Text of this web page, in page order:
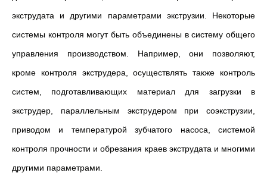
экструдата и другими параметрами экструзии. Некоторые
системы контроля могут быть объединены в систему общего
управления производством. Например, они позволяют,
кроме контроля экструдера, осуществлять также контроль
систем, подготавливающих материал для загрузки в
экструдер, параллельным экструдером при соэкструзии,
приводом и температурой зубчатого насоса, системой
контроля прочности и обрезания краев экструдата и многими
другими параметрами.